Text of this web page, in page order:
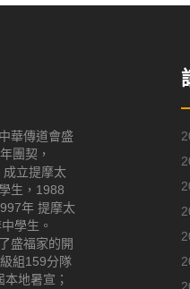
華傳道會盛
團契，
立提摩太
生，1988
年 提摩太
學生。
盛福家的開
組159分隊
地暑宣；